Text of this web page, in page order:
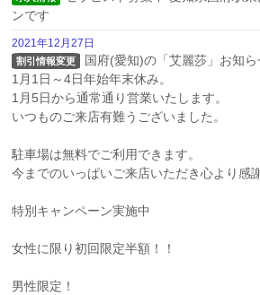
ンです
2021年12月27日
割引情報変更
国府(愛知)の「艾麗莎」お知
1月1日～4日年始年末休み。
1月5日から通常通り営業いたします。
いつものご来店有難うございました。
駐車場は無料でご利用できます。
今までのいっぱいご来店いただき心より感
特別キャンペーン実施中
女性に限り初回限定半額！！
男性限定！